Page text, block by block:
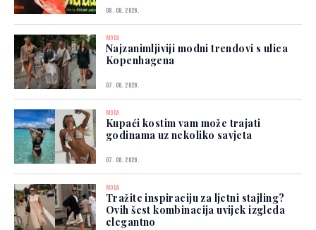
08. 08. 2026.
MODA
Najzanimljiviji modni trendovi s ulica
Kopenhagena
07. 08. 2026.
MODA
Kupaći kostim vam može trajati
godinama uz nekoliko savjeta
07. 08. 2026.
MODA
Tražite inspiraciju za ljetni stajling?
Ovih šest kombinacija uvijek izgleda
elegantno